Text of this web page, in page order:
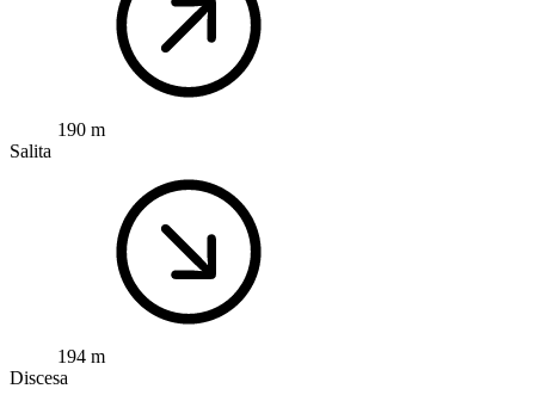
190 m
Salita
194 m
Discesa